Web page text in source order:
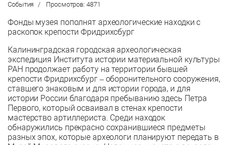
События Просмотров: 4871
Фонды музея пополнят археологические находки с
раскопок крепости Фридрихсбург
Калининградская городская археологическая
экспедиция Института истории материальной культуры
РАН продолжает работу на территории бывшей
крепости Фридрихсбург – оборонительного сооружения,
ставшего знаковым и для истории города, и для
истории России благодаря пребыванию здесь Петра
Первого, который осваивал в стенах крепости
мастерство артиллериста. Среди находок
обнаружились прекрасно сохранившиеся предметы
разных эпох, которые археологи планируют передать в